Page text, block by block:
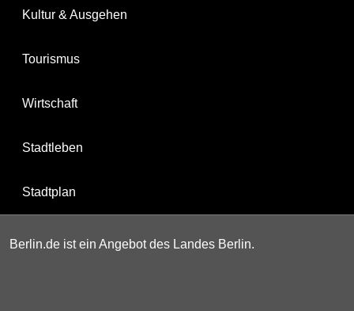
Kultur & Ausgehen
Tourismus
Wirtschaft
Stadtleben
Stadtplan
Berlin.de ist ein Angebot des Landes Berlin.